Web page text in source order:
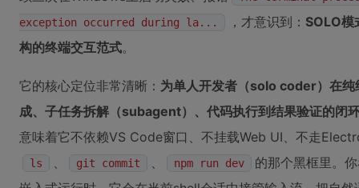
exception occurred during la...
，才意识到： SOLO模
构的终端交互范式。
它的核心定位非常清晰： 为单人开发者（solo coder）在纯
成、子任务拆解（subagent）、代码执行到结果验证的闭
意味着它不依赖VS Code窗口、不挂载Web UI、不走
ls 、 git commit 、 npm run dev
的那个黑框里。